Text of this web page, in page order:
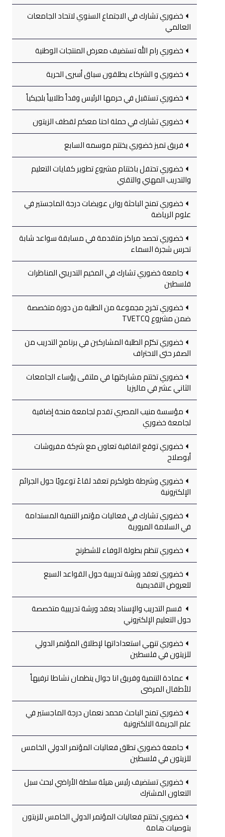
خضوري تشارك في الاجتماع السنوي لاتحاد الجامعات
العالمي
خضوري رام الله تستضيف معرض المنتجات الوطنية
خضوري و الشركاء يطلقون سباق أسرى الحرية
خضوري تستقبل في حرمها الرئيس وفداً طلابياً بلجيكياً
خضوري تشارك في حملة احنا معكم لقطف الزيتون
فريق تميز خضوري يختتم موسمه السابع
خضوري تحتفل باختتام مشروع تطوير كفايات التعليم
والتدريب المهني والتقني
خضوري تمنح الباحثة روان عويضات درجة الماجستير في
علوم الرياضة
خضوري تحصد مراكز متقدمة في مسابقة سواعد شابة
تحرس شجرة السماء
جامعة خضوري تشارك في المخيم التدريبي المناظرات
فلسطين
خضوري تخرج مجموعة من الطلبة من دورة متخصصة
ضمن مشروع TVETCQ
خضوري تكرّم الطلبة المشاركين في برنامج التدريب من
الصفر حتى الاحتراف
خضوري تختتم مشاركتها في ملتقى رؤساء الجامعات
الثاني عشر في ماليزيا
مؤسسة منيب المصري تقدم لجامعة منحة إضافية
لجامعة خضوري
خضوري توقع اتفاقية تعاون مع شركة مفروشات
أبوصلاح
خضوري وشرطة طولكرم تعقد لقاءً توعويًا حول الجرائم
الإلكترونية
خضوري تشارك في فعاليات مؤتمر التنمية المستدامة
في السلامة المرورية
خضوري تنظم بطولة الوفاء للشطرنج
خضوري تعقد ورشة تدريبية حول القواعد السبع
للعروض التقديمية
قسم التدريب والإسناد يعقد ورشة تدريبية متخصصة
حول التعليم الإلكتروني
خضوري تنهي استعداداتها لإطلاق المؤتمر الدولي
للزيتون في فلسطين
عمادة التنمية وفريق انا جوال ينظمان نشاطا ترفيهاً
للأطفال المرضى
خضوري تمنح الباحث محمد نعمان درجة الماجستير في
علم الجريمة الالكترونية
جامعة خضوري تطلق فعاليات المؤتمر الدولي الخامس
للزيتون في فلسطين
خضوري تستضيف رئيس هيئة سلطة الأراضي لبحث سبل
التعاون المشترك
خضوري تختتم فعاليات المؤتمر الدولي الخامس للزيتون
بتوصيات هامة